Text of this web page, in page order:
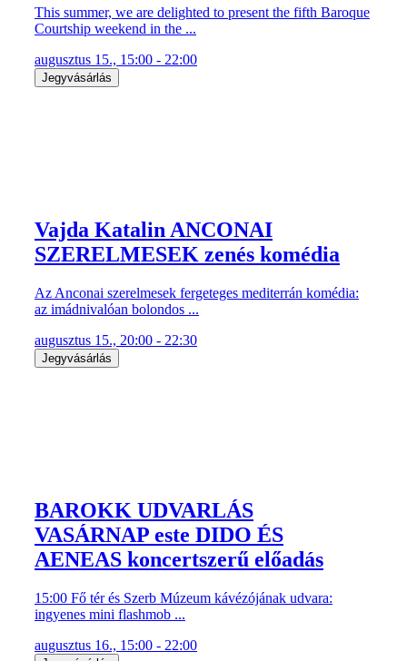
This summer, we are delighted to present the fifth Baroque
Courtship weekend in the ...
augusztus 15., 15:00 - 22:00
Jegyvásárlás
Vajda Katalin ANCONAI
SZERELMESEK zenés komédia
Az Anconai szerelmesek fergeteges mediterrán komédia:
az imádnivalóan bolondos ...
augusztus 15., 20:00 - 22:30
Jegyvásárlás
BAROKK UDVARLÁS
VASÁRNAP este DIDO ÉS
AENEAS koncertszerű előadás
15:00 Fő tér és Szerb Múzeum kávézójának udvara:
ingyenes mini flashmob ...
augusztus 16., 15:00 - 22:00